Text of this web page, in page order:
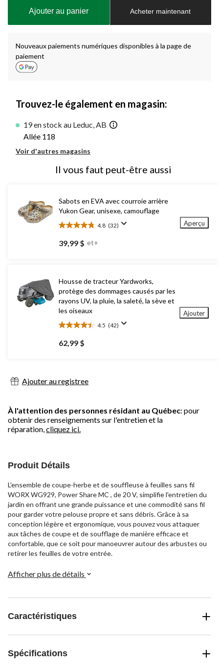
à
Ajouter au panier Acheter maintenant
Nouveaux paiements numériques disponibles à la page de
paiement
Trouvez-le également en magasin:
19 en stock au Leduc, AB
Allée 118
Voir d'autres magasins
Il vous faut peut-être aussi
Sabots en EVA avec courroie arrière
Yukon Gear, unisexe, camouflage
4.8 (32)
4.8
étoile(s)
sur
39,99 $ et+
Aperçu
Housse de tracteur Yardworks,
protège des dommages causés par les
rayons UV, la pluie, la saleté, la sève et
les oiseaux
4.5 (42)
4.5
étoile(s)
sur
62,99 $
Ajouter
Ajouter au registree
À l'attention des personnes résidant au Québec: pour
obtenir des renseignements sur l'entretien et la
réparation,cliquez ici.
Produit Détails
L'ensemble de coupe-herbe et de souffleuse à feuilles sans fil
WORX WG929, Power Share MC , de 20 V, simplifie l'entretien du
jardin en offrant une grande puissance et une commodité sans fil
pour garder votre pelouse propre et sans débris. Grâce à sa
conception légère et ergonomique, vous pouvez vous attaquer
aux tâches de coupe et de soufflage de manière efficace et
confortable, que ce soit pour manoeuvrer autour des arbustes ou
retirer les feuilles de votre entrée.
Afficher plus de détails
Caractéristiques
Spécifications